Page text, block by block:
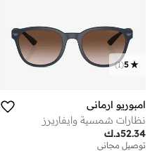
5
(
1
)
امبوريو ارماني
نظارات شمسية وايفاريرز
د.ك52.34
توصيل مجاني